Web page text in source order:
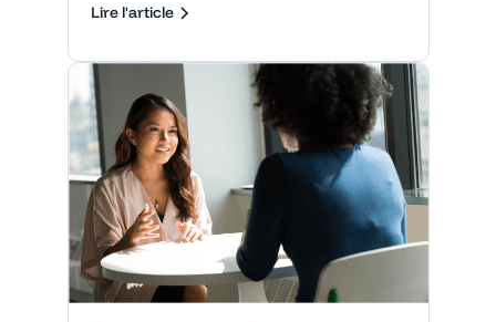
Lire l'article